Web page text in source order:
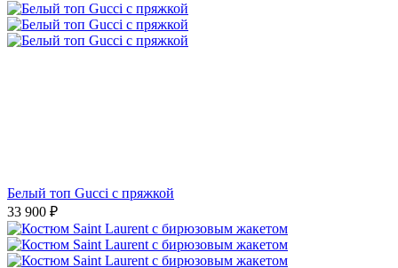
Белый топ Gucci с пряжкой
33 900 ₽